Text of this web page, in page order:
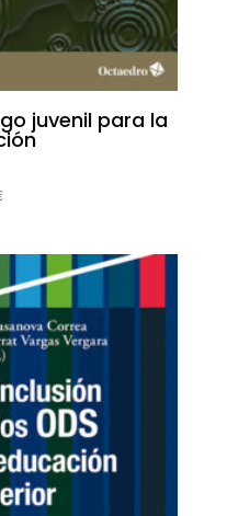
juvenil para la